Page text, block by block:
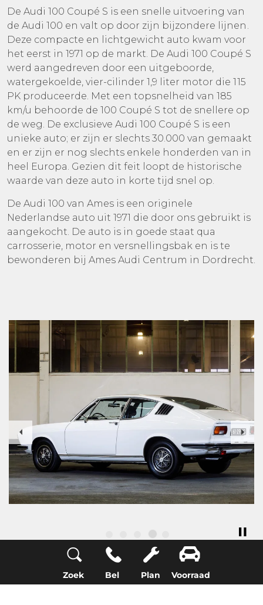
Zoek Bel Plan Voorraad
De Audi 100 Coupé S is een snelle uitvoering van
de Audi 100 en valt op door zijn bijzondere lijnen.
Deze compacte en lichtgewicht auto kwam voor
het eerst in 1971 op de markt. De Audi 100 Coupé S
werd aangedreven door een uitgeboorde,
watergekoelde, vier-cilinder 1,9 liter motor die 115
PK produceerde. Met een topsnelheid van 185
km/u behoorde de 100 Coupé S tot de snellere op
de weg. De exclusieve Audi 100 Coupé S is een
unieke auto; er zijn er slechts 30.000 van gemaakt
en er zijn er nog slechts enkele honderden van in
heel Europa. Gezien dit feit loopt de historische
waarde van deze auto in korte tijd snel op.
De Audi 100 van Ames is een originele
Nederlandse auto uit 1971 die door ons gebruikt is
aangekocht. De auto is in goede staat qua
carrosserie, motor en versnellingsbak en is te
bewonderen bij Ames Audi Centrum in Dordrecht.
Previous
De restauratie van de Audi 100